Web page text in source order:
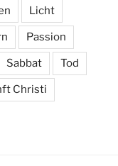
Licht
Passion
Sabbat Tod
Christi